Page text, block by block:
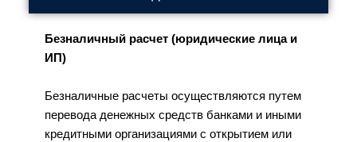
Безналичный расчет (юридические лица и
ИП)
Безналичные расчеты осуществляются путем
перевода денежных средств банками и иными
кредитными организациями с открытием или